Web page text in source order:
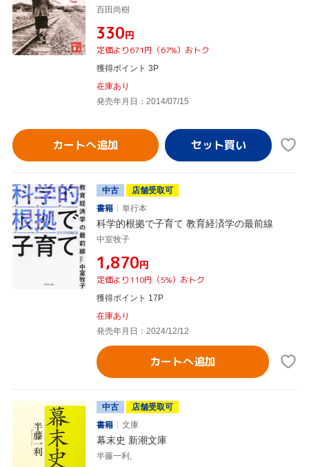
百田尚樹
¥330円
定価より671円（67%）おトク
獲得ポイント 3P
在庫あり
発売年月日：2014/07/15
カートへ追加
中古
店舗受取可
書籍
単行本
科学的根拠で子育て 教育経済学の最前線
中室牧子
¥1,870円
定価より110円（5%）おトク
獲得ポイント 17P
在庫あり
発売年月日：2024/12/12
カートへ追加
中古
店舗受取可
書籍
文庫
幕末史 新潮文庫
半藤一利,